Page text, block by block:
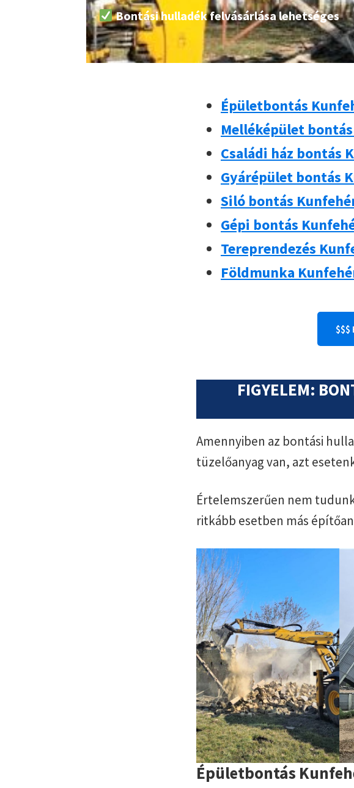
Bontási hulladék felvásárlása lehetséges
Épületbontás
Melléképület
Családi ház bontás
Gyárépület bontás
Siló bontás
Gépi bontás
Tereprendezés
Földmunka
$$$
FIGYELEM:
Amennyiben az bontási
tüzelőanyag van, azt
Értelemszerűen nem
ritkább esetben más
Épületbontás